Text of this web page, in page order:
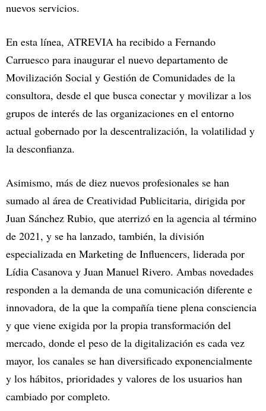
nuevos servicios.
En esta línea, ATREVIA ha recibido a Fernando
Carruesco para inaugurar el nuevo departamento de
Movilización Social y Gestión de Comunidades de la
consultora, desde el que busca conectar y movilizar a los
grupos de interés de las organizaciones en el entorno
actual gobernado por la descentralización, la volatilidad y
la desconfianza.
Asimismo, más de diez nuevos profesionales se han
sumado al área de Creatividad Publicitaria, dirigida por
Juan Sánchez Rubio, que aterrizó en la agencia al término
de 2021, y se ha lanzado, también, la división
especializada en Marketing de Influencers, liderada por
Lídia Casanova y Juan Manuel Rivero. Ambas novedades
responden a la demanda de una comunicación diferente e
innovadora, de la que la compañía tiene plena consciencia
y que viene exigida por la propia transformación del
mercado, donde el peso de la digitalización es cada vez
mayor, los canales se han diversificado exponencialmente
y los hábitos, prioridades y valores de los usuarios han
cambiado por completo.